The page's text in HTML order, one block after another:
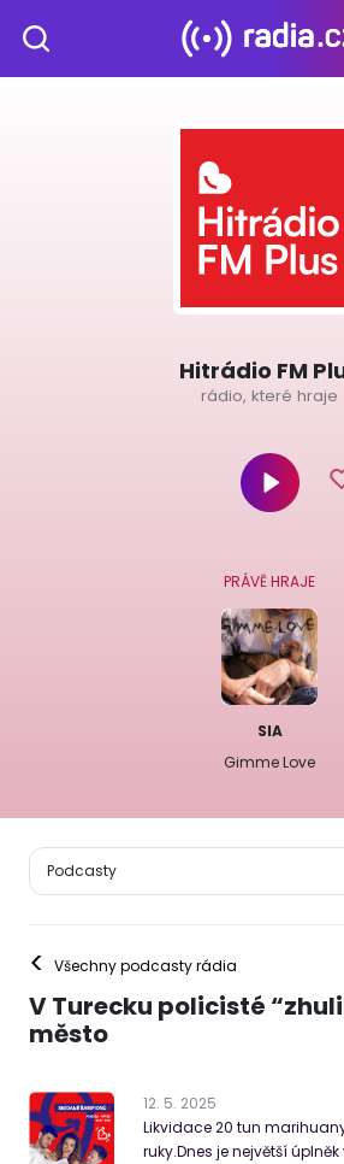
Hitrádio FM
rádio, které hraje
PRÁVĚ HRAJE
SIA
Gimme Love
< Všechny podcasty rádia
V Turecku policisté
město
12. 5. 2025
Likvidace 20 tun
ruky.Dnes je největší